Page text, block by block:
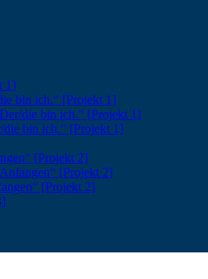
1]
bin ich.“ [Projekt 1]
die bin ich.“ [Projekt 1]
bin ich.“ [Projekt 1]
[Projekt 2]
[Projekt 2]
[Projekt 2]